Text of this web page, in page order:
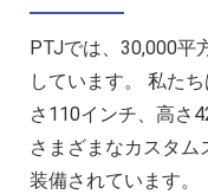
PTJでは、30,000平
しています。 私た
さ110インチ、高さ
さまざまなカスタ
装備されています。